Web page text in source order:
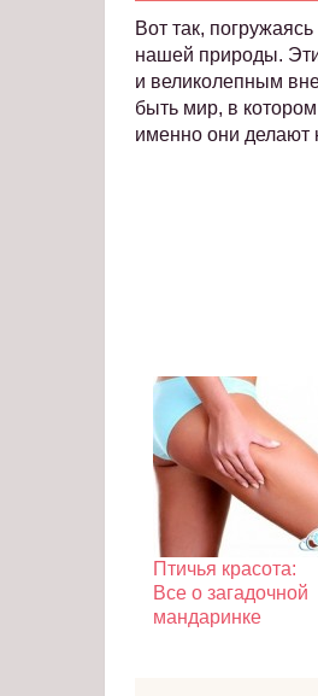
Вот так,
нашей природы.
и великолепным
быть мир, в
именно они делают
Птичья красота:
Все о загадочной
мандаринке